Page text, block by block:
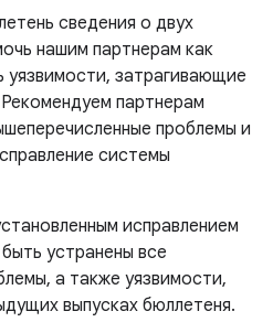
сведения о двух
нашим партнерам как
затрагивающие
партнерам
проблемы и
системы
исправлением
устранены все
а также уязвимости,
выпусках бюллетеня.